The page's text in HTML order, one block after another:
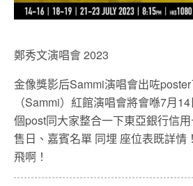
鄭秀文演唱會 2023
金像獎影后Sammi演唱會出咗
（Sammi）紅館演唱會將會喺7月
個post同大家整合一下東亞銀行信
售日、嘉賓名單 同埋 座位表既詳情
飛啊！